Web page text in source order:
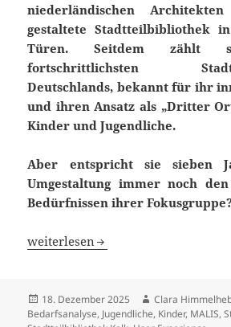
niederländischen
gestaltete Stadtteilbibliothek
Türen. Seitdem
fortschrittlichsten
Deutschlands, bekannt für ihr
und ihren Ansatz als „Dritter
Kinder und Jugendliche.
Aber entspricht sie sieben
Umgestaltung immer noch
Bedürfnissen ihrer
Die Stadtteilbibliothek Kalk als
weiterlesen
Veröffentlicht
am
18. Dezember 2025 Autor
Clara
Bedarfsanalyse, Jugendliche, Kinder, MALIS,